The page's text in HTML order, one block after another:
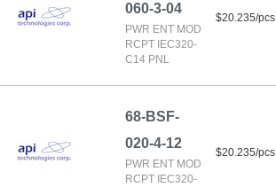
060-3-04
PWR ENT MOD
RCPT IEC320-
C14 PNL
$20.235/pcs
68-BSF-
020-4-12
PWR ENT MOD
RCPT IEC320-
$20.235/pcs